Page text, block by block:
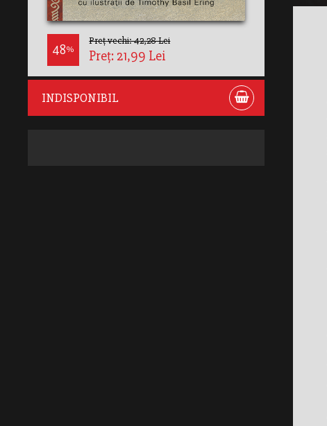
48%
Preț vechi: 42,28 Lei
Preț: 21,99 Lei
INDISPONIBIL